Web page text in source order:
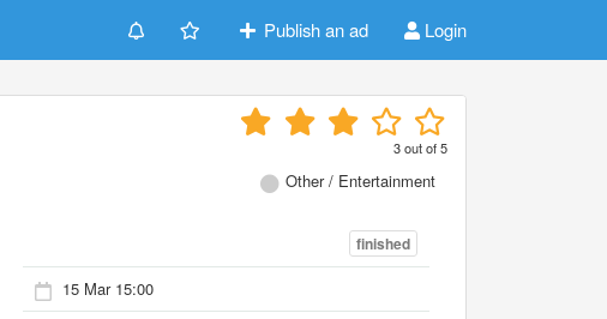
Publish an ad Login
3out of5
Other / Entertainment
finished
15 Mar 15:00